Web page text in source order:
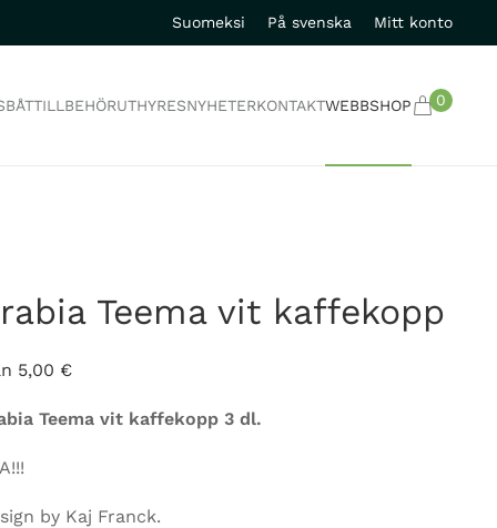
Suomeksi På svenska Mitt konto
BÅTTILLBEHÖRUTHYRESNYHETERKONTAKTWEBBSHOP 0
Teema vit kaffekopp
5,00 €
Teema vit kaffekopp 3 dl.
by Kaj Franck.